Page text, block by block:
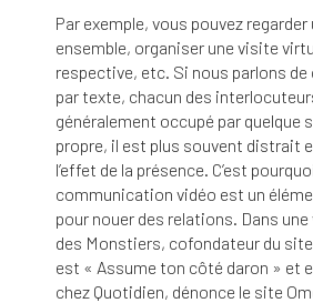
Par exemple, vous pouvez regarder
ensemble, organiser une visite
respective, etc. Si nous parlons
par texte, chacun des
généralement occupé par quelque
propre, il est plus souvent distrait
l’effet de la présence. C’est
communication vidéo est un
pour nouer des relations. Dans
des Monstiers, cofondateur du
est « Assume ton côté daron » et
chez Quotidien, dénonce le site